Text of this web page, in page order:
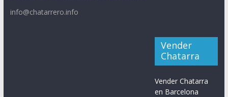
info@chatarrero.info
Vender
Chatarra
Vender Chatarra
en Barcelona